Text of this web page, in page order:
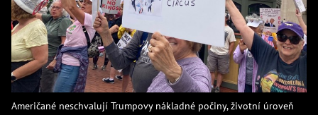
Američané neschvalují Trumpovy nákladné počiny, životní úroveň